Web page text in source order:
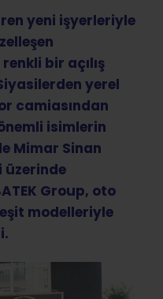
yeni işyerleriyle
bir açılış
yerel
camiasından
isimlerin
Mimar Sinan
üzerinde
Group, oto
modelleriyle